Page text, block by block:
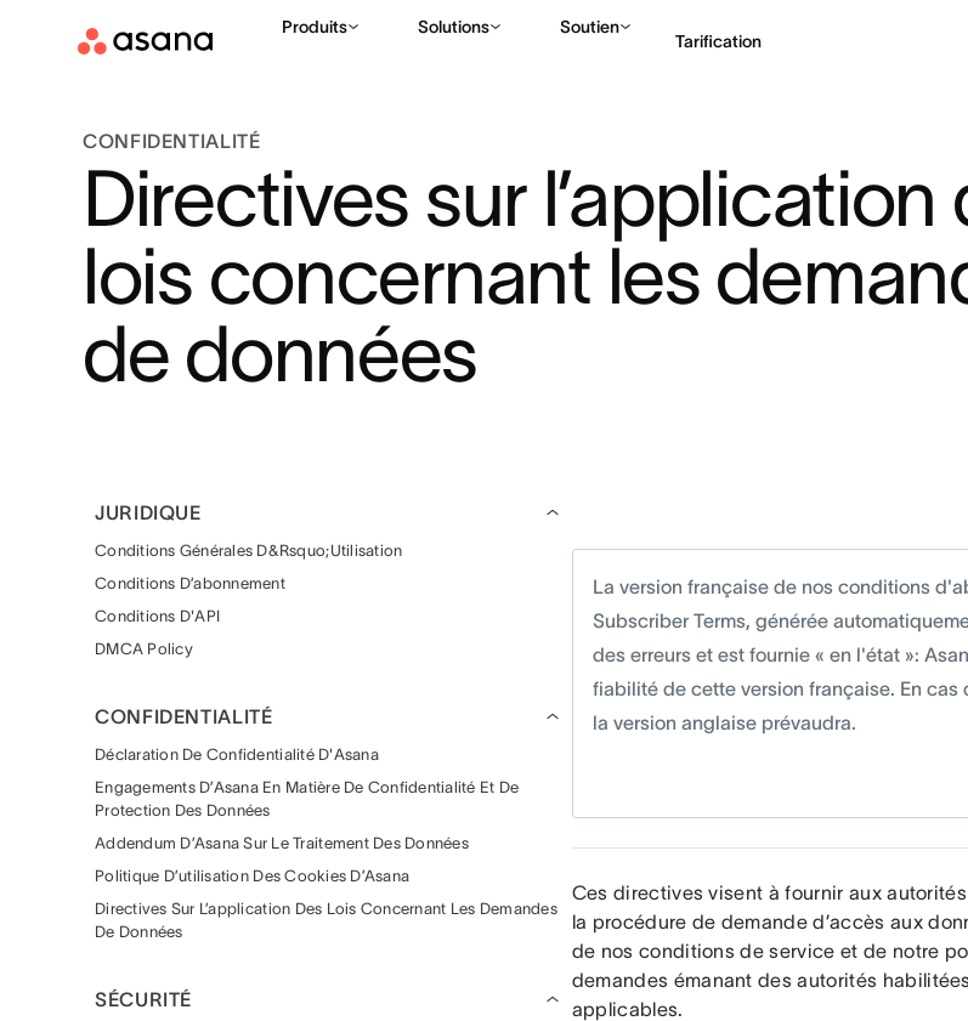
Produits Solutions Soutien
Tarification
CONFIDENTIALITÉ
Directives sur l’application
lois concernant les
de données
JURIDIQUE
Conditions Générales D&rsquo;utilisation
Conditions D’abonnement
Conditions D'API
DMCA Policy
CONFIDENTIALITÉ
Déclaration De Confidentialité D'Asana
Engagements D’Asana En Matière De Confidentialité Et De
Protection Des Données
Addendum D’Asana Sur Le Traitement Des Données
Politique D’utilisation Des Cookies D’Asana
Directives Sur L’application Des Lois Concernant Les Demandes
De Données
SÉCURITÉ
La version française de nos conditions
Subscriber Terms, générée
des erreurs et est fournie « en l'état »:
fiabilité de cette version française. En
la version anglaise prévaudra.
Ces directives visent à fournir aux
la procédure de demande d’accès aux
de nos conditions de service et de notre
demandes émanant des autorités
applicables.